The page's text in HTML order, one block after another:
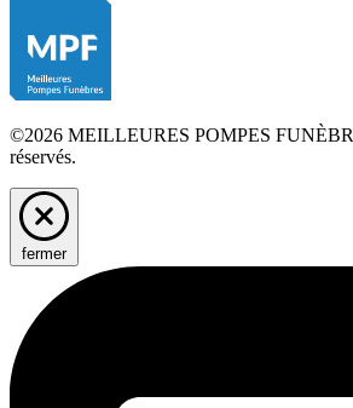
©2026 MEILLEURES POMPES
réservés.
fermer